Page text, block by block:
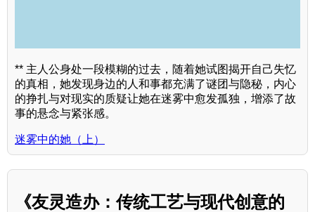
** 主人公身处一段模糊的过去，随着她试图揭开自己失忆
的真相，她发现身边的人和事都充满了谜团与隐秘，内心
的挣扎与对现实的质疑让她在迷雾中愈发孤独，增添了故
事的悬念与紧张感。
迷雾中的她（上）
《友灵造办：传统工艺与现代创意的